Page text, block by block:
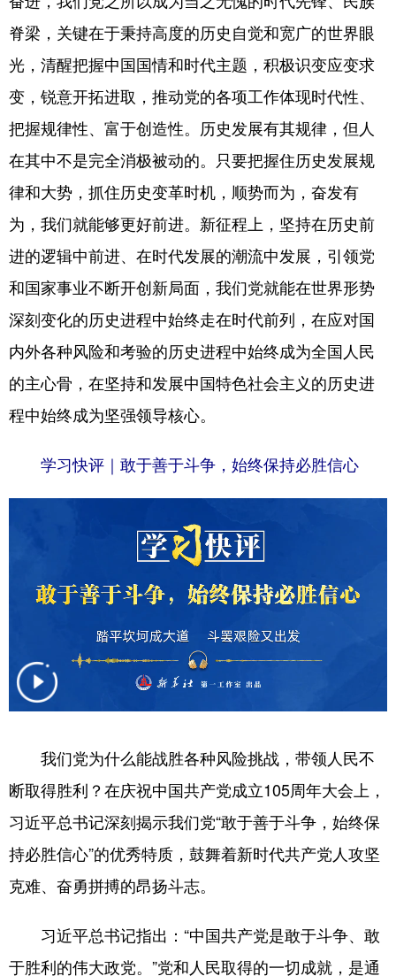
脊梁，关键在于秉持高度的历史自觉和宽广的世界眼
光，清醒把握中国国情和时代主题，积极识变应变求
变，锐意开拓进取，推动党的各项工作体现时代性、
把握规律性、富于创造性。历史发展有其规律，但人
在其中不是完全消极被动的。只要把握住历史发展规
律和大势，抓住历史变革时机，顺势而为，奋发有
为，我们就能够更好前进。新征程上，坚持在历史前
进的逻辑中前进、在时代发展的潮流中发展，引领党
和国家事业不断开创新局面，我们党就能在世界形势
深刻变化的历史进程中始终走在时代前列，在应对国
内外各种风险和考验的历史进程中始终成为全国人民
的主心骨，在坚持和发展中国特色社会主义的历史进
程中始终成为坚强领导核心。
学习快评｜敢于善于斗争，始终保持必胜信心
我们党为什么能战胜各种风险挑战，带领人民不
断取得胜利？在庆祝中国共产党成立105周年大会上，
习近平总书记深刻揭示我们党“敢于善于斗争，始终保
持必胜信心”的优秀特质，鼓舞着新时代共产党人攻坚
克难、奋勇拼搏的昂扬斗志。
习近平总书记指出：“中国共产党是敢于斗争、敢
于胜利的伟大政党。”党和人民取得的一切成就，是通